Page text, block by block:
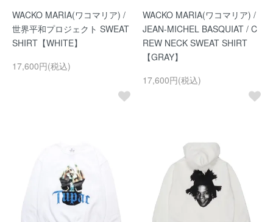
WACKO MARIA(ワコマリア) /
世界平和プロジェクト SWEAT
SHIRT【WHITE】
17,600円(税込)
WACKO MARIA(ワコマリア) /
JEAN-MICHEL BASQUIAT / C
REW NECK SWEAT SHIRT
【GRAY】
17,600円(税込)